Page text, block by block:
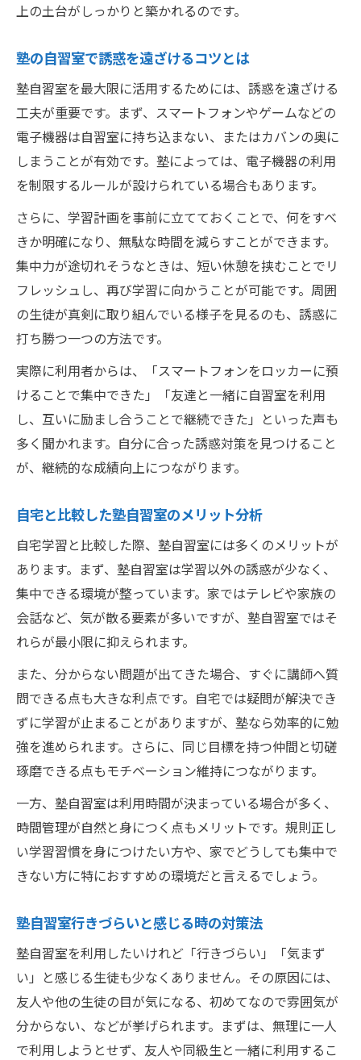
上の土台がしっかりと築かれるのです。
塾の自習室で誘惑を遠ざけるコツとは
塾自習室を最大限に活用するためには、誘惑を遠ざける
工夫が重要です。まず、スマートフォンやゲームなどの
電子機器は自習室に持ち込まない、またはカバンの奥に
しまうことが有効です。塾によっては、電子機器の利用
を制限するルールが設けられている場合もあります。
さらに、学習計画を事前に立てておくことで、何をすべ
きか明確になり、無駄な時間を減らすことができます。
集中力が途切れそうなときは、短い休憩を挟むことでリ
フレッシュし、再び学習に向かうことが可能です。周囲
の生徒が真剣に取り組んでいる様子を見るのも、誘惑に
打ち勝つ一つの方法です。
実際に利用者からは、「スマートフォンをロッカーに預
けることで集中できた」「友達と一緒に自習室を利用
し、互いに励まし合うことで継続できた」といった声も
多く聞かれます。自分に合った誘惑対策を見つけること
が、継続的な成績向上につながります。
自宅と比較した塾自習室のメリット分析
自宅学習と比較した際、塾自習室には多くのメリットが
あります。まず、塾自習室は学習以外の誘惑が少なく、
集中できる環境が整っています。家ではテレビや家族の
会話など、気が散る要素が多いですが、塾自習室ではそ
れらが最小限に抑えられます。
また、分からない問題が出てきた場合、すぐに講師へ質
問できる点も大きな利点です。自宅では疑問が解決でき
ずに学習が止まることがありますが、塾なら効率的に勉
強を進められます。さらに、同じ目標を持つ仲間と切磋
琢磨できる点もモチベーション維持につながります。
一方、塾自習室は利用時間が決まっている場合が多く、
時間管理が自然と身につく点もメリットです。規則正し
い学習習慣を身につけたい方や、家でどうしても集中で
きない方に特におすすめの環境だと言えるでしょう。
塾自習室行きづらいと感じる時の対策法
塾自習室を利用したいけれど「行きづらい」「気まず
い」と感じる生徒も少なくありません。その原因には、
友人や他の生徒の目が気になる、初めてなので雰囲気が
分からない、などが挙げられます。まずは、無理に一人
で利用しようとせず、友人や同級生と一緒に利用するこ